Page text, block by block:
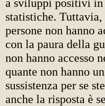
a sviluppi positivi
statistiche.
persone non hanno
con la paura della
non hanno accesso
quante non hanno
sussistenza per se
anche la risposta è